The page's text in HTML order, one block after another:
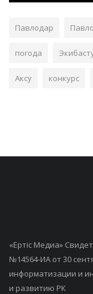
Павлодар
погода
Аксу конкурс
«Ертiс Медиа»
№14564-ИА от 30
информатизации и
и развитию РК